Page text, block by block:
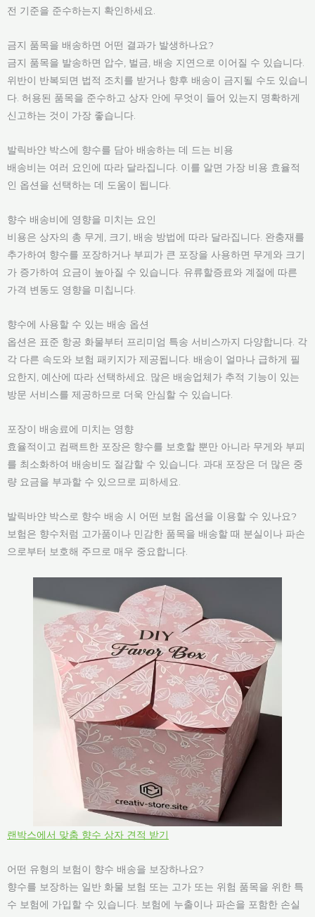
전 기준을 준수하는지 확인하세요.
금지 품목을 배송하면 어떤 결과가 발생하나요?
금지 품목을 발송하면 압수, 벌금, 배송 지연으로 이어질 수 있습니다.
위반이 반복되면 법적 조치를 받거나 향후 배송이 금지될 수도 있습니
다. 허용된 품목을 준수하고 상자 안에 무엇이 들어 있는지 명확하게
신고하는 것이 가장 좋습니다.
발릭바얀 박스에 향수를 담아 배송하는 데 드는 비용
배송비는 여러 요인에 따라 달라집니다. 이를 알면 가장 비용 효율적
인 옵션을 선택하는 데 도움이 됩니다.
향수 배송비에 영향을 미치는 요인
비용은 상자의 총 무게, 크기, 배송 방법에 따라 달라집니다. 완충재를
추가하여 향수를 포장하거나 부피가 큰 포장을 사용하면 무게와 크기
가 증가하여 요금이 높아질 수 있습니다. 유류할증료와 계절에 따른
가격 변동도 영향을 미칩니다.
향수에 사용할 수 있는 배송 옵션
옵션은 표준 항공 화물부터 프리미엄 특송 서비스까지 다양합니다. 각
각 다른 속도와 보험 패키지가 제공됩니다. 배송이 얼마나 급하게 필
요한지, 예산에 따라 선택하세요. 많은 배송업체가 추적 기능이 있는
방문 서비스를 제공하므로 더욱 안심할 수 있습니다.
포장이 배송료에 미치는 영향
효율적이고 컴팩트한 포장은 향수를 보호할 뿐만 아니라 무게와 부피
를 최소화하여 배송비도 절감할 수 있습니다. 과대 포장은 더 많은 중
량 요금을 부과할 수 있으므로 피하세요.
발릭바얀 박스로 향수 배송 시 어떤 보험 옵션을 이용할 수 있나요?
보험은 향수처럼 고가품이나 민감한 품목을 배송할 때 분실이나 파손
으로부터 보호해 주므로 매우 중요합니다.
랜박스에서 맞춤 향수 상자 견적 받기
어떤 유형의 보험이 향수 배송을 보장하나요?
향수를 보장하는 일반 화물 보험 또는 고가 또는 위험 품목을 위한 특
수 보험에 가입할 수 있습니다. 보험에 누출이나 파손을 포함한 손실